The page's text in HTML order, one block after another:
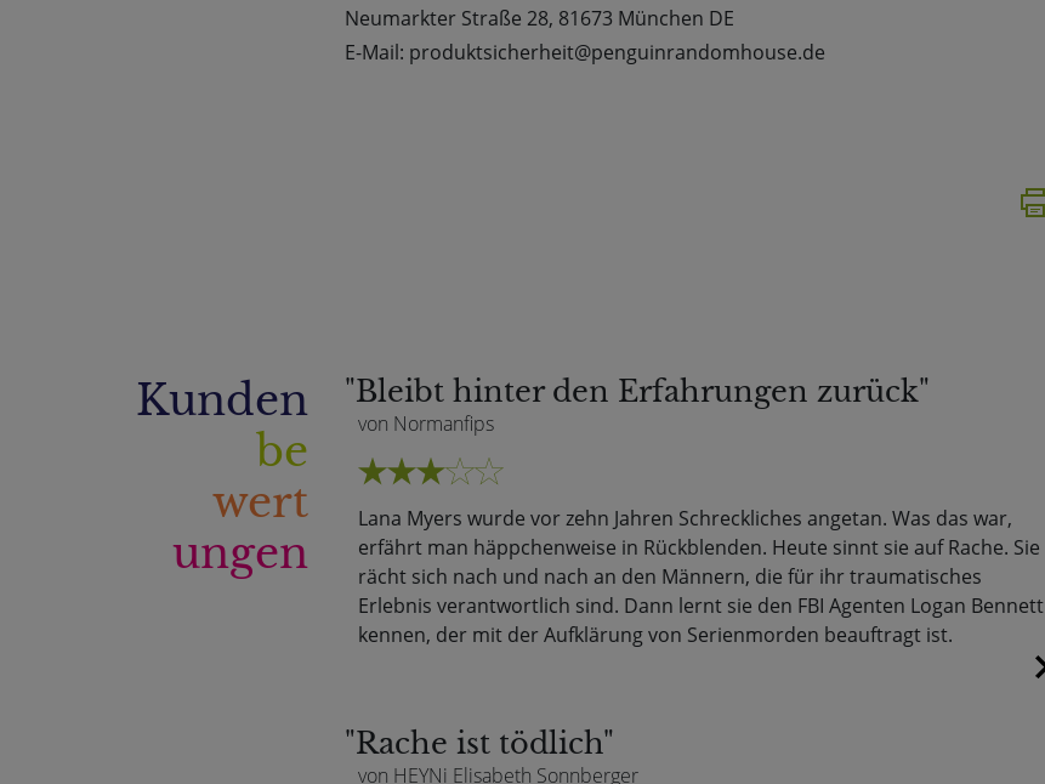
Neumarkter Straße 28, 81673 München DE
E-Mail: produktsicherheit@penguinrandomhouse.de
Kunden
be
wert
ungen
"Bleibt hinter den Erfahrungen zurück"
von Normanfips
Lana Myers wurde vor zehn Jahren Schreckliches angetan. Was das war,
erfährt man häppchenweise in Rückblenden. Heute sinnt sie auf Rache. Sie
rächt sich nach und nach an den Männern, die für ihr traumatisches
Erlebnis verantwortlich sind. Dann lernt sie den FBI Agenten Logan Bennett
kennen, der mit der Aufklärung von Serienmorden beauftragt ist.
"Rache ist tödlich"
von HEYNi Elisabeth Sonnberger